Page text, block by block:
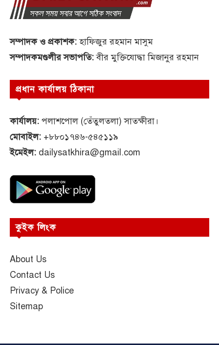
সম্পাদক ও প্রকাশক:হাফিজুর রহমান মাসুম
সম্পাদকমণ্ডলীর সভাপতি:বীর মুক্তিযোদ্ধা মিজানুর রহমান
প্রধান কার্যালয় ঠিকানা
কার্যালয়: পলাশপোল (তেঁতুলতলা) সাতক্ষীরা।
মোবাইল: +৮৮০১৭৪৬-৫৪৫১১৯
ইমেইল: dailysatkhira@gmail.com
কুইক লিংক
About Us
Contact Us
Privacy & Police
Sitemap